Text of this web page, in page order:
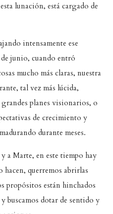
lunación, está cargado de
intensamente ese
junio, cuando entró
mucho más claras, nuestra
tal vez más lúcida,
planes visionarios, o
de crecimiento y
durante meses.
a Marte, en este tiempo hay
hacen, querremos abrirlas
propósitos están hinchados
buscamos dotar de sentido y